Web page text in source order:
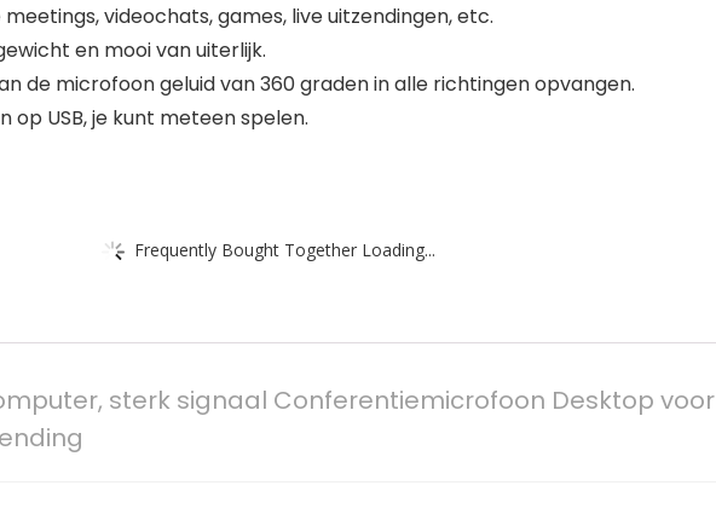
videochats, games, live uitzendingen, etc.
en mooi van uiterlijk.
de microfoon geluid van 360 graden in alle richtingen opvangen.
USB, je kunt meteen spelen.
Frequently Bought Together Loading...
sterk signaal Conferentiemicrofoon Desktop voor